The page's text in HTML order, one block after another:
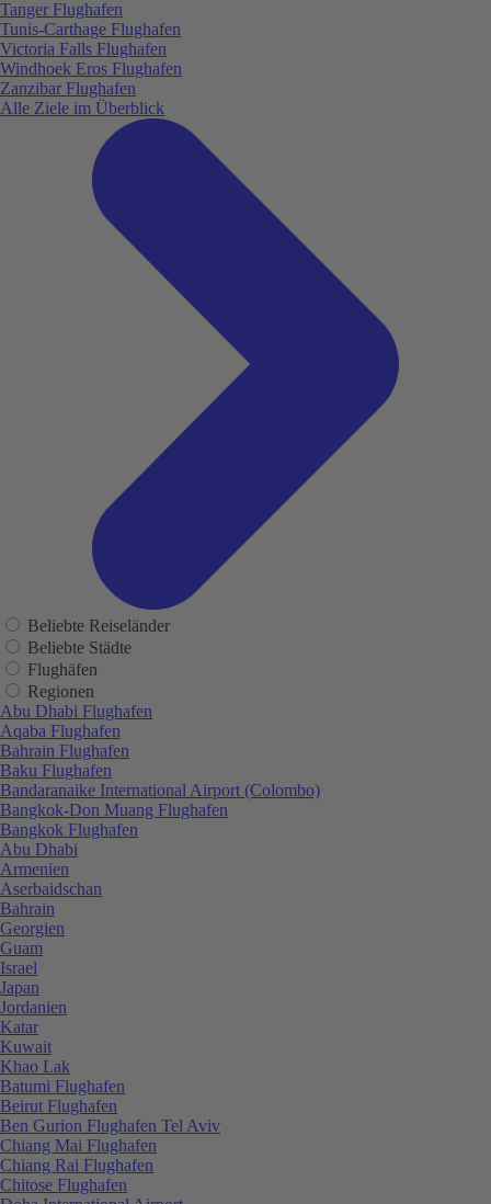
Tanger Flughafen
Tunis-Carthage Flughafen
Victoria Falls Flughafen
Windhoek Eros Flughafen
Zanzibar Flughafen
Alle Ziele im Überblick
Beliebte Reiseländer
Beliebte Städte
Flughäfen
Regionen
Abu Dhabi Flughafen
Aqaba Flughafen
Bahrain Flughafen
Baku Flughafen
Bandaranaike International Airport (Colombo)
Bangkok-Don Muang Flughafen
Bangkok Flughafen
Abu Dhabi
Armenien
Aserbaidschan
Bahrain
Georgien
Guam
Israel
Japan
Jordanien
Katar
Kuwait
Khao Lak
Batumi Flughafen
Beirut Flughafen
Ben Gurion Flughafen Tel Aviv
Chiang Mai Flughafen
Chiang Rai Flughafen
Chitose Flughafen